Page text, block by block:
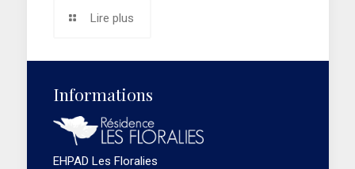
Lire plus
Informations
EHPAD Les Floralies